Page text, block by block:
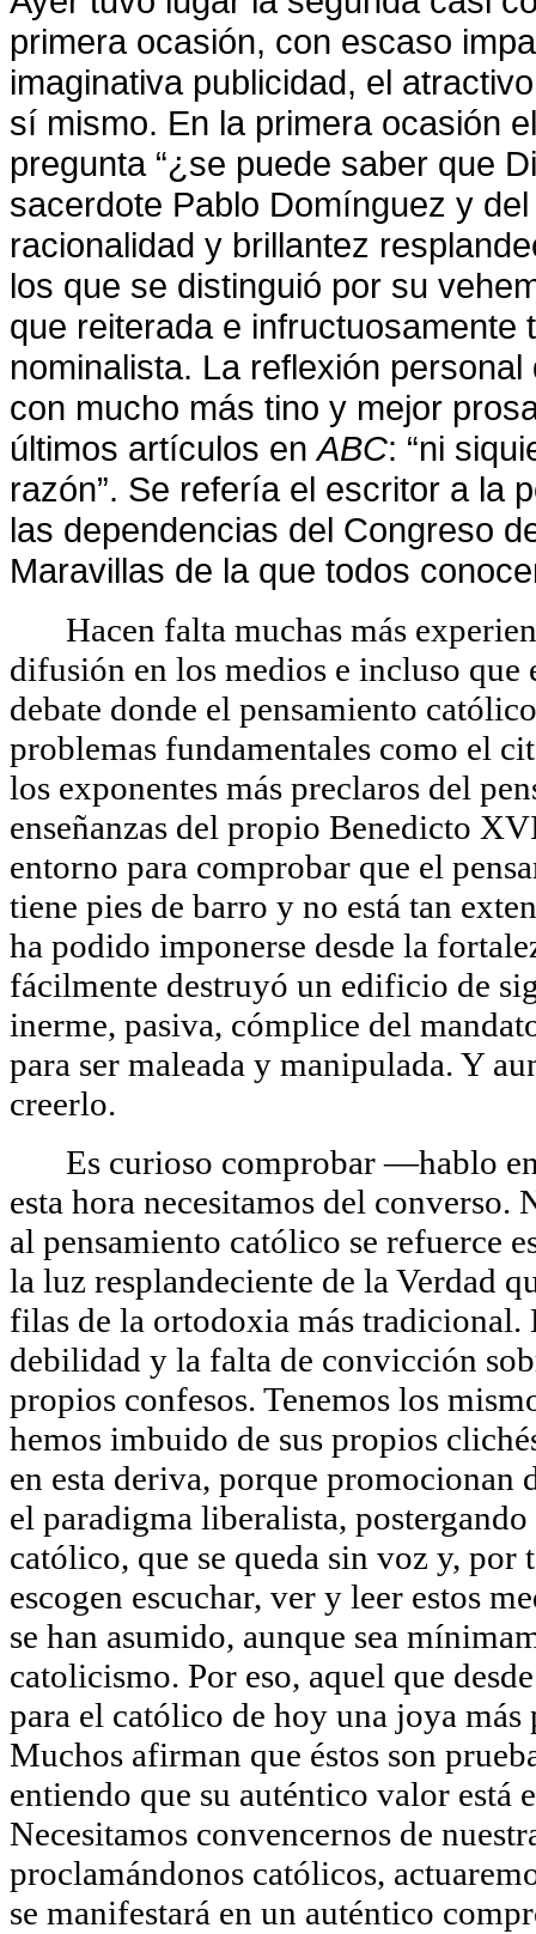
primera ocasión, con escaso
imaginativa publicidad, el
sí mismo. En la primera ocasión
pregunta “¿se puede saber que
sacerdote Pablo Domínguez y
racionalidad y brillantez
los que se distinguió por su
que reiterada e
nominalista. La reflexión
con mucho más tino y mejor
últimos artículos enABC: “ni
razón”. Se refería el escritor a la
las dependencias del Congreso
Maravillas de la que todos
Hacen falta muchas más
difusión en los medios e incluso que
debate donde el pensamiento
problemas fundamentales como el
los exponentes más preclaros del
enseñanzas del propio Benedicto
entorno para comprobar que el
tiene pies de barro y no está tan
ha podido imponerse desde la
fácilmente destruyó un edificio de
inerme, pasiva, cómplice del
para ser maleada y manipulada. Y
creerlo.
Es curioso comprobar ―hablo
esta hora necesitamos del converso.
al pensamiento católico se refuerce
la luz resplandeciente de la Verdad
filas de la ortodoxia más tradicional.
debilidad y la falta de convicción
propios confesos. Tenemos los
hemos imbuido de sus propios
en esta deriva, porque promocionan
el paradigma liberalista,
católico, que se queda sin voz y,
escogen escuchar, ver y leer estos
se han asumido, aunque sea
catolicismo. Por eso, aquel que
para el católico de hoy una joya
Muchos afirman que éstos son
entiendo que su auténtico valor está
Necesitamos convencernos de
proclamándonos católicos,
se manifestará en un auténtico